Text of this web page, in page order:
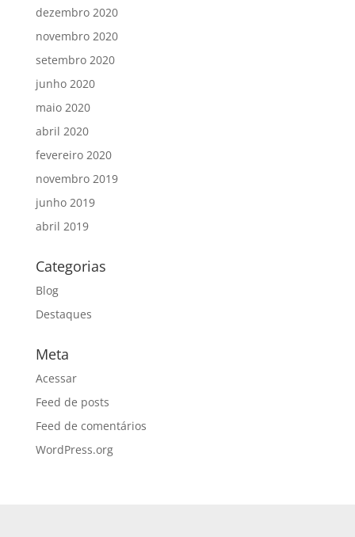
dezembro 2020
novembro 2020
setembro 2020
junho 2020
maio 2020
abril 2020
fevereiro 2020
novembro 2019
junho 2019
abril 2019
Categorias
Blog
Destaques
Meta
Acessar
Feed de posts
Feed de comentários
WordPress.org